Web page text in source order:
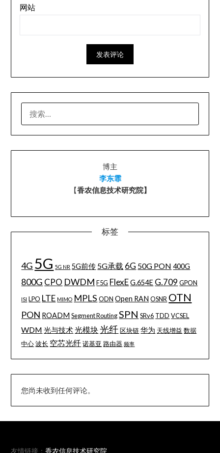
网站
索：
博主
李东霏
【香农信息技术研究院】
标签
4G 5G 5G NR 5G前传 5G承载 6G 50G PON 400G
800G CPO DWDM F5G FlexE G.654E G.709 GPON
ISI LPO LTE MIMO MPLS ODN Open RAN OSNR OTN
PON ROADM Segment Routing SPN SRv6 TDD VCSEL
WDM 光与技术 光模块光纤 区块链 华为 天线增益 数据
中心 波长 空芯光纤 诺基亚 路由器 频率
您尚未收到任何评论。
友情链接：香农信息技术研究院